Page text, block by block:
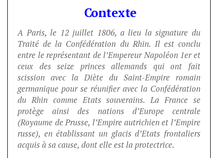
Contexte
A Paris, le 12 juillet 1806, a lieu la signature du
Traité de la Confédération du Rhin. Il est conclu
entre le représentant de l’Empereur Napoléon 1er et
ceux des seize princes allemands qui ont fait
scission avec la Diète du Saint-Empire romain
germanique pour se réunifier avec la Confédération
du Rhin comme Etats souverains. La France se
protège ainsi des nations d’Europe centrale
(Royaume de Prusse, l’Empire autrichienet l’Empire
russe), en établissant un glacis d’Etats frontaliers
acquis à sa cause, dont elle est la protectrice.